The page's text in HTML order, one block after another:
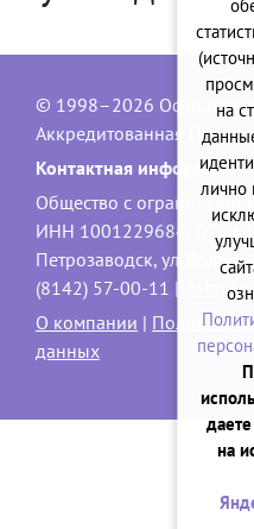
© 1998–2026
Аккредитованная IT-
Контактная информация:
Общество с
ИНН 1001229684, ОГРН
Петрозаводск, ул.
(8142) 57-00-11 |
О компании | Политика
данных
на
лично
на